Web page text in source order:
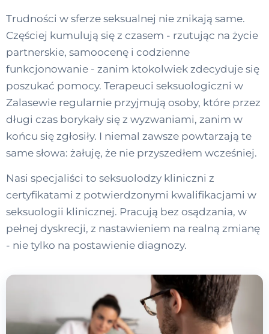
Trudności w sferze seksualnej nie znikają same.
Częściej kumulują się z czasem - rzutując na życie
partnerskie, samoocenę i codzienne
funkcjonowanie - zanim ktokolwiek zdecyduje się
poszukać pomocy. Terapeuci seksuologiczni w
Zalasewie regularnie przyjmują osoby, które przez
długi czas borykały się z wyzwaniami, zanim w
końcu się zgłosiły. I niemal zawsze powtarzają te
same słowa: żałuję, że nie przyszedłem wcześniej.
Nasi specjaliści to seksuolodzy kliniczni z
certyfikatami z potwierdzonymi kwalifikacjami w
seksuologii klinicznej. Pracują bez osądzania, w
pełnej dyskrecji, z nastawieniem na realną zmianę
- nie tylko na postawienie diagnozy.